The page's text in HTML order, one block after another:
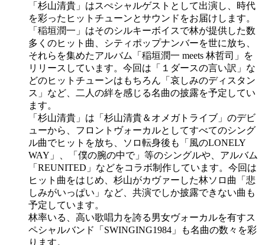
「杉山清貴」はスぺシャルゲストとして出演し、時代
を彩ったヒットチューンとサウンドをお届けします。
「稲垣潤一」はそのシルキーボイスで林が提供した数
多くのヒット曲、シティポップナンバーを世に放ち、
それらを集めたアルバム「稲垣潤一 meets 林哲司」を
リリースしています。今回は「１ダースの言い訳」な
どのヒットチューンはもちろん「哀しみのディスタン
ス」など、二人の絆を感じる名曲の披露を予定してい
ます。
「杉山清貴」は「杉山清貴＆オメガトライブ」のデビ
ューから、フロントヴォーカルとしてすべてのシング
ル曲でヒットを放ち、ソロ転身後も「風のLONELY
WAY」、「僕の腕の中で」等のシングルや、アルバム
「REUNITED」などをコラボ制作しています。今回は
ヒット曲をはじめ、杉山がカヴァーした林ソロ曲「悲
しみがいっぱい」など、共演でしか披露できない曲も
予定しています。
林率いる、高い歌唱力を誇る男女ヴォーカルを有すス
ペシャルバンド「SWINGING1984」も名曲の数々を彩
ります。